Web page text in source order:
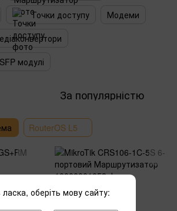
Точки доступу
Модеми
модулі
За популярністю
RouterOS L5
оберіть мову сайту: